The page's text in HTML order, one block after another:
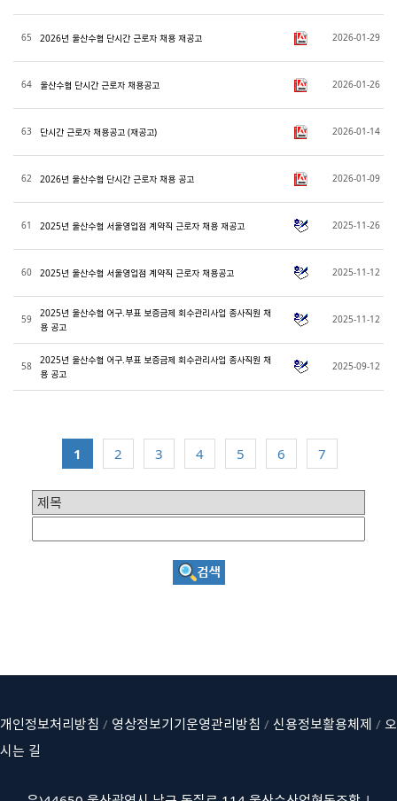
65 2026년 울산수협 단시간 근로자 채용 재공고 2026-01-29
64 울산수협 단시간 근로자 채용공고 2026-01-26
63 단시간 근로자 채용공고 (재공고) 2026-01-14
62 2026년 울산수협 단시간 근로자 채용 공고 2026-01-09
61 2025년 울산수협 서울영업점 계약직 근로자 채용 재공고 2025-11-26
60 2025년 울산수협 서울영업점 계약직 근로자 채용공고 2025-11-12
59
2025년 울산수협 어구.부표 보증금제 회수관리사업 종사직원 채
용 공고
2025-11-12
58
2025년 울산수협 어구.부표 보증금제 회수관리사업 종사직원 채
용 공고
2025-09-12
1 2 3 4 5 6 7
개인정보처리방침 / 영상정보기기운영관리방침 / 신용정보활용체제 / 오
시는 길